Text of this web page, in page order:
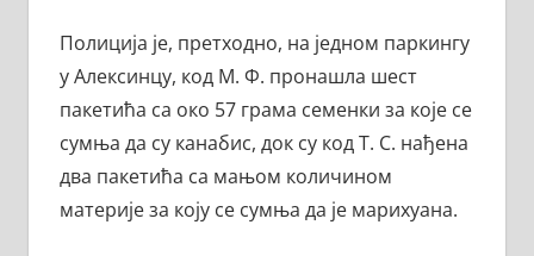
Полиција је, претходно, на једном паркингу
у Алексинцу, код М. Ф. пронашла шест
пакетића са око 57 грама семенки за које се
сумња да су канабис, док су код Т. С. нађена
два пакетића са мањом количином
материје за коју се сумња да је марихуана.